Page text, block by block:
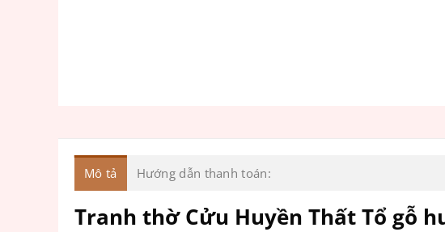
Mô tả Hướng dẫn thanh toán:
Tranh thờ Cửu Huyền Thất Tổ gỗ